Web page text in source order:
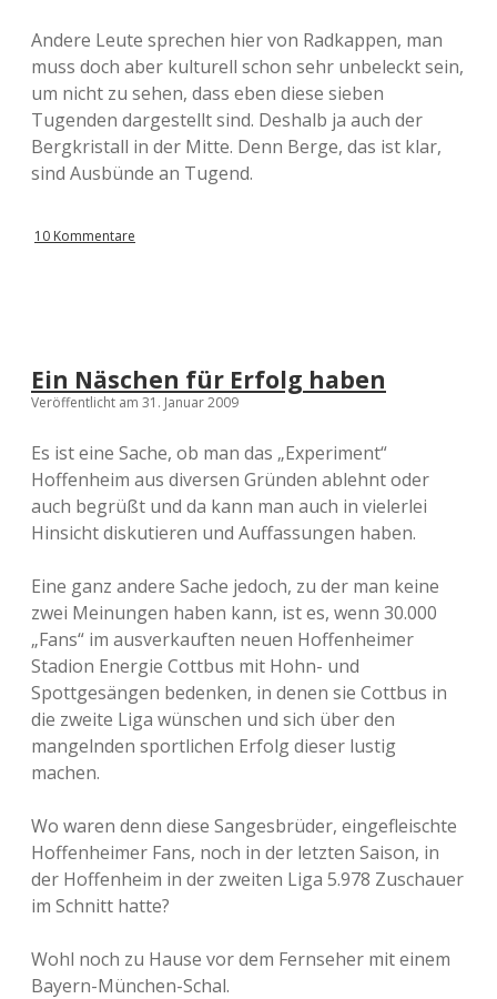
Andere Leute sprechen hier von Radkappen, man
muss doch aber kulturell schon sehr unbeleckt sein,
um nicht zu sehen, dass eben diese sieben
Tugenden dargestellt sind. Deshalb ja auch der
Bergkristall in der Mitte. Denn Berge, das ist klar,
sind Ausbünde an Tugend.
10 Kommentare
Ein Näschen für Erfolg haben
Veröffentlicht am 31. Januar 2009
Es ist eine Sache, ob man das „Experiment“
Hoffenheim aus diversen Gründen ablehnt oder
auch begrüßt und da kann man auch in vielerlei
Hinsicht diskutieren und Auffassungen haben.
Eine ganz andere Sache jedoch, zu der man keine
zwei Meinungen haben kann, ist es, wenn 30.000
„Fans“ im ausverkauften neuen Hoffenheimer
Stadion Energie Cottbus mit Hohn- und
Spottgesängen bedenken, in denen sie Cottbus in
die zweite Liga wünschen und sich über den
mangelnden sportlichen Erfolg dieser lustig
machen.
Wo waren denn diese Sangesbrüder, eingefleischte
Hoffenheimer Fans, noch in der letzten Saison, in
der Hoffenheim in der zweiten Liga 5.978 Zuschauer
im Schnitt hatte?
Wohl noch zu Hause vor dem Fernseher mit einem
Bayern-München-Schal.